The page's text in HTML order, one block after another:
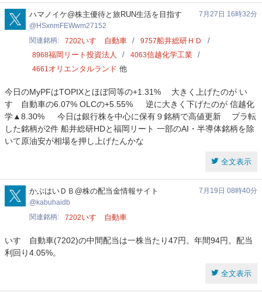
HSxnmFEWwm27152
ハマノイケ@株主優待と旅RUN生活を目指す
HSxnmFEWwm27152
7月27日 16時32分
関連銘柄 7202いすゞ自動車 9757船井総研ＨＤ
8968福岡リート投資法人 4063信越化学工業
4661オリエンタルランド 他
今日のMyPFはTOPIXとほぼ同等の+1.31% 大きく上げたのが い
すゞ自動車の6.07% OLCの+5.55% 逆に大きく下げたのが 信越化
学▲8.30% 今日は銀行株を中心に保有９銘柄で高値更新 プラ転
した銘柄が2件 船井総研HDと福岡リート 一部のAI・半導体銘柄を除
いて原油安が相場を押し上げたんかな
全文表示
kabuhaidb
かぶはいＤＢ@株の配当金情報サイト
kabuhaidb
7月19日 08時40分
関連銘柄 7202いすゞ自動車
いすゞ自動車(7202)の中間配当は一株当たり47円。年間94円。配当
利回り4.05%。
全文表示